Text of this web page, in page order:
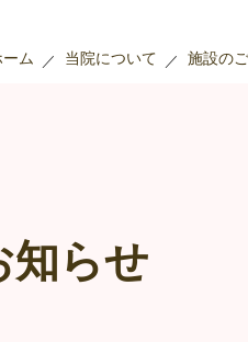
ーム 当院について 施設の
らせ